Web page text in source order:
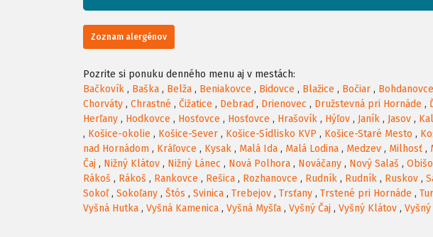
−
Zoznam alergénov
Pozrite si ponuku denného menu aj v mestách:
Bačkovík , Baška , Belža , Beniakovce , Bidovce , Blažice , Bočiar , Bohdanovce
Chorváty , Chrastné , Čižatice , Debraď, Drienovec , Družstevná pri Hornáde ,
Herľany , Hodkovce , Hosťovce , Hosťovce , Hrašovík , Hýľov , Janík , Jasov ,
, Košice-okolie , Košice-Sever , Košice-Sídlisko KVP , Košice-Staré Mesto ,
nad Hornádom , Kráľovce , Kysak , Malá Ida , Malá Lodina , Medzev , Milhosť ,
Čaj , Nižný Klátov , Nižný Lánec , Nová Polhora , Nováčany , Nový Salaš ,
Rákoš , Rákoš , Rankovce , Rešica , Rozhanovce , Rudník , Rudník , Ruskov ,
Sokoľ, Sokoľany , Štós , Svinica , Trebejov , Trsťany , Trstené pri Hornáde ,
Vyšná Hutka , Vyšná Kamenica , Vyšná Myšľa , Vyšný Čaj , Vyšný Klátov ,